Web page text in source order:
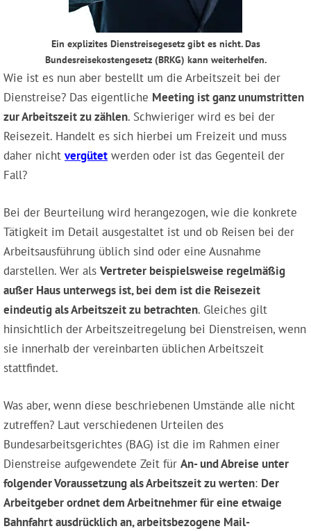
Ein explizites Dienstreisegesetz gibt es nicht. Das
Bundesreisekostengesetz (BRKG) kann weiterhelfen.
Wie ist es nun aber bestellt um die Arbeitszeit bei der
Dienstreise? Das eigentliche Meeting ist ganz unumstritten
zur Arbeitszeit zu zählen. Schwieriger wird es bei der
Reisezeit. Handelt es sich hierbei um Freizeit und muss
daher nicht vergütet werden oder ist das Gegenteil der
Fall?
Bei der Beurteilung wird herangezogen, wie die konkrete
Tätigkeit im Detail ausgestaltet ist und ob Reisen bei der
Arbeitsausführung üblich sind oder eine Ausnahme
darstellen. Wer als Vertreter beispielsweise regelmäßig
außer Haus unterwegs ist, bei dem ist die Reisezeit
eindeutig als Arbeitszeit zu betrachten. Gleiches gilt
hinsichtlich der Arbeitszeitregelung bei Dienstreisen, wenn
sie innerhalb der vereinbarten üblichen Arbeitszeit
stattfindet.
Was aber, wenn diese beschriebenen Umstände alle nicht
zutreffen? Laut verschiedenen Urteilen des
Bundesarbeitsgerichtes (BAG) ist die im Rahmen einer
Dienstreise aufgewendete Zeit für An- und Abreise unter
folgender Voraussetzung als Arbeitszeit zu werten: Der
Arbeitgeber ordnet dem Arbeitnehmer für eine etwaige
Bahnfahrt ausdrücklich an, arbeitsbezogene Mail-